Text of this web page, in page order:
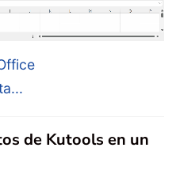
de Kutools en un